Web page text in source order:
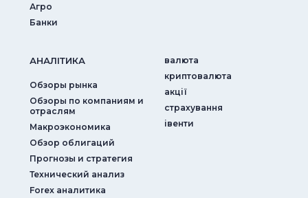
Агро
Банки
АНАЛIТИКА
Обзоры рынка
Обзоры по компаниям и
отраслям
Макроэкономика
Обзор облигаций
Прогнозы и стратегия
Технический анализ
Forex аналитика
валюта
криптовалюта
акції
страхування
iвенти